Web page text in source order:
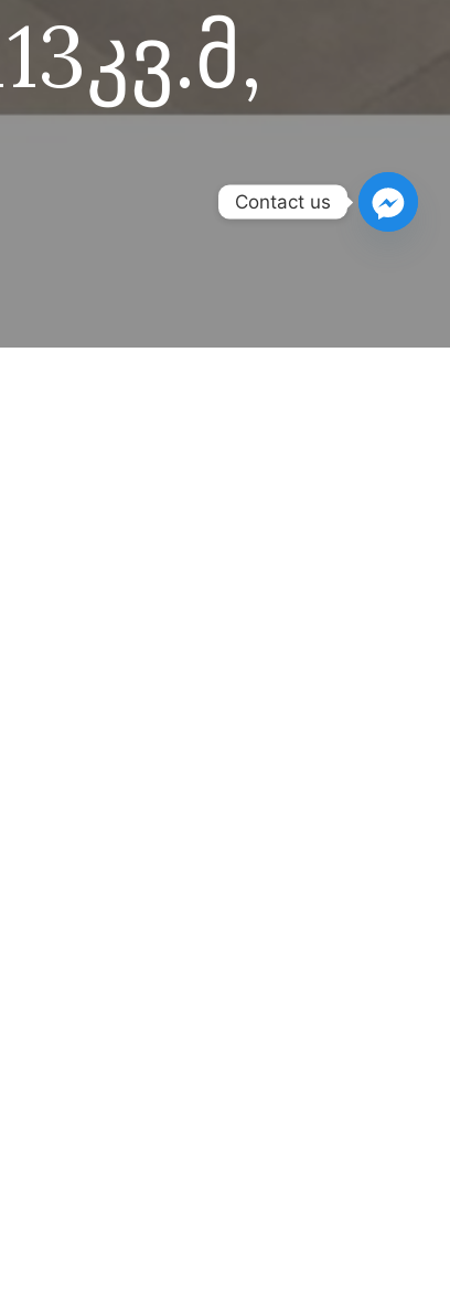
Contact us